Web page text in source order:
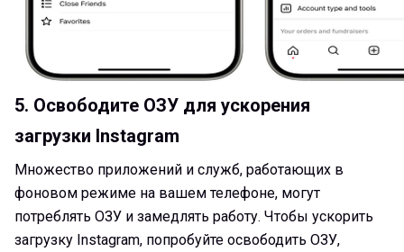
5. Освободите ОЗУ для ускорения
загрузки Instagram
Множество приложений и служб, работающих в
фоновом режиме на вашем телефоне, могут
потреблять ОЗУ и замедлять работу. Чтобы ускорить
загрузку Instagram, попробуйте освободить ОЗУ,